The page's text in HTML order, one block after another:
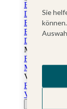
Danksagung
Muttertag
Vatertag
Sie